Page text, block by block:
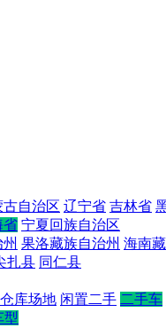
古自治区 辽宁省 吉林省
省 宁夏回族自治区
果洛藏族自治州 海南
扎县 同仁县
库场地 闲置二手 二手车
型